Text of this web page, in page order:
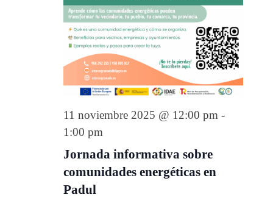
Jornada informativa sobre
comunidades energéticas en
Padul
11 noviembre 2025 @ 12:00 pm-
1:00 pm